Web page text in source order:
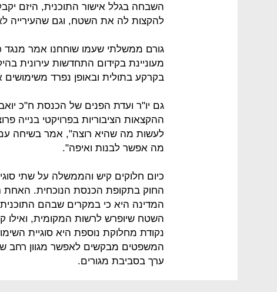
השבחה בגלל אישור התוכנית, היזם יקבל
להקצות לה את השטח, וגם
גורם ממשלתי שעמו שוחחנו אמר
מעוניינת בקידום התחדשות עירונית
בקרקע בתולית ובאופן נפרד משימושים
גם יו"ר ועדת הפנים של הכנסת ח"כ
ההקצאות הציבוריות בפרויקטי בנייה
לעשות מה שהיא רוצה", אמר בשיחה
מה אפשר לבנות ואיפה".
כיום חלוקים קיש והממשלה על שתי
החוק בתקופת הכנסת הנוכחית. האחת
המדינה היא כי במקרים שבהם התוכנית
השטח שיופרש לרשות המקומית,
נקודת מחלוקת נוספת היא סוגיית
המשפטים מבקשים לאפשר מגוון רחב
ערך בסביבת מגורים.